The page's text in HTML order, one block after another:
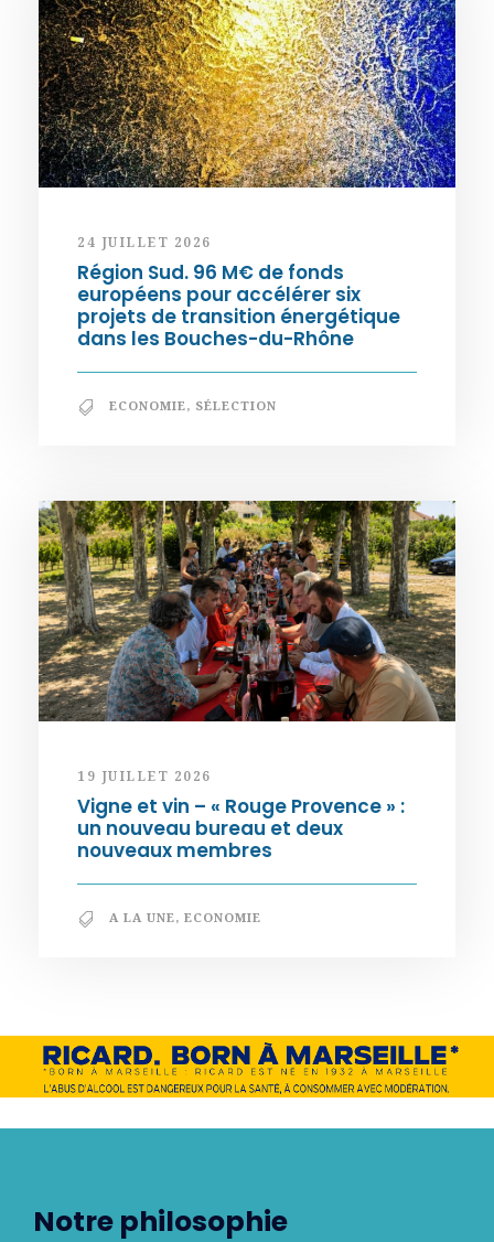
24 JUILLET 2026
Région Sud. 96 M€ de fonds
européens pour accélérer six
projets de transition énergétique
dans les Bouches-du-Rhône
ECONOMIE, SÉLECTION
19 JUILLET 2026
Vigne et vin – « Rouge Provence » :
un nouveau bureau et deux
nouveaux membres
A LA UNE, ECONOMIE
Notre philosophie